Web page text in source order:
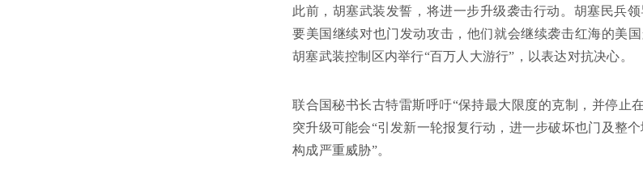
此前，胡塞武装发誓，将进一步升级袭击行动。胡塞民兵
要美国继续对也门发动攻击，他们就会继续袭击红海的美
胡塞武装控制区内举行“百万人大游行”，以表达对抗决心。
联合国秘书长古特雷斯呼吁“保持最大限度的克制，并停止
突升级可能会“引发新一轮报复行动，进一步破坏也门及整
构成严重威胁”。